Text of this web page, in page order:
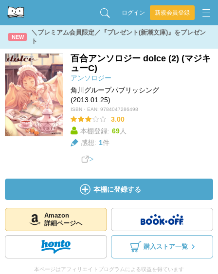
ログイン 新規会員登録
NEW
＼プレミアム会員限定／『プレゼント(新潮文庫)』をプレゼン
ト
百合アンソロジー dolce (2) (マジキ
ューC)
アンソロジー
角川グループパブリッシング
(2013.01.25)
ISBN・EAN: 9784047286498
3.00
本棚登録: 69人
感想: 1件
本棚に登録する
Amazon
詳細ページへ
購入ストア一覧
本ページはアフィリエイトプログラムによる収益を得ています